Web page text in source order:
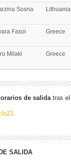
Sosna Lithuania
Fasoi Greece
Milaki Greece
de salida tras el
SALIDA